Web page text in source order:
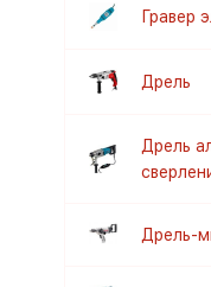
Гравер
Дрель
Дрель
Дрель-